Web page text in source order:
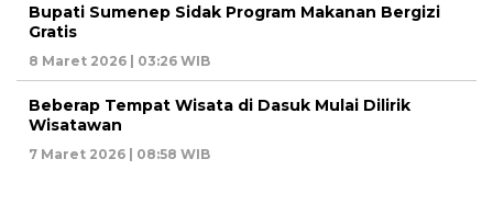
Bupati Sumenep Sidak Program Makanan Bergizi
Gratis
8 Maret 2026 | 03:26 WIB
Beberap Tempat Wisata di Dasuk Mulai Dilirik
Wisatawan
7 Maret 2026 | 08:58 WIB